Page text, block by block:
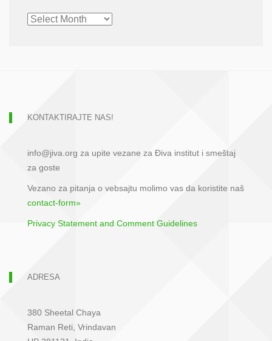
CHRONOLOGICAL
ARCHIVE
KONTAKTIRAJTE NAS!
info@jiva.org za upite vezane za Điva institut i smeštaj
za goste
Vezano za pitanja o vebsajtu molimo vas da koristite naš
contact-form»
Privacy Statement and Comment Guidelines
ADRESA
380 Sheetal Chaya
Raman Reti, Vrindavan